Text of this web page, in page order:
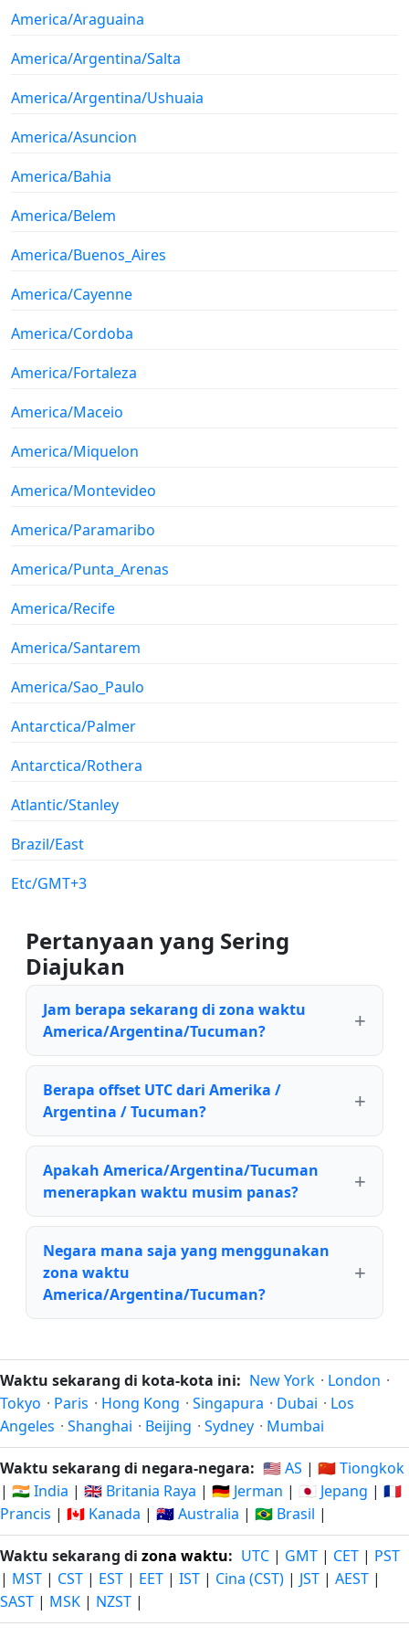
America/Araguaina
America/Argentina/Salta
America/Argentina/Ushuaia
America/Asuncion
America/Bahia
America/Belem
America/Buenos_Aires
America/Cayenne
America/Cordoba
America/Fortaleza
America/Maceio
America/Miquelon
America/Montevideo
America/Paramaribo
America/Punta_Arenas
America/Recife
America/Santarem
America/Sao_Paulo
Antarctica/Palmer
Antarctica/Rothera
Atlantic/Stanley
Brazil/East
Etc/GMT+3
Pertanyaan yang Sering
Diajukan
Jam berapa sekarang di zona waktu
America/Argentina/Tucuman?
Berapa offset UTC dari Amerika /
Argentina / Tucuman?
Apakah America/Argentina/Tucuman
menerapkan waktu musim panas?
Negara mana saja yang menggunakan
zona waktu
America/Argentina/Tucuman?
Waktu sekarang di kota-kota ini: New York · London ·
Tokyo · Paris · Hong Kong · Singapura · Dubai · Los
Angeles · Shanghai · Beijing · Sydney · Mumbai
Waktu sekarang di negara-negara: 🇺🇸 AS | 🇨🇳 Tiongkok
| 🇮🇳 India | 🇬🇧 Britania Raya | 🇩🇪 Jerman | 🇯🇵 Jepang | 🇫🇷
Prancis | 🇨🇦 Kanada | 🇦🇺 Australia | 🇧🇷 Brasil |
Waktu sekarang di zona waktu: UTC | GMT | CET | PST
| MST | CST | EST | EET | IST | Cina (CST) | JST | AEST |
SAST | MSK | NZST |